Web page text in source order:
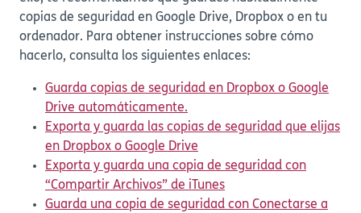
copias de seguridad en Google Drive, Dropbox o en tu
ordenador. Para obtener instrucciones sobre cómo
hacerlo, consulta los siguientes enlaces:
Guarda copias de seguridad en Dropbox o Google
Drive automáticamente.
Exporta y guarda las copias de seguridad que elijas
en Dropbox o Google Drive
Exporta y guarda una copia de seguridad con
“Compartir Archivos” de iTunes
Guarda una copia de seguridad con Conectarse a